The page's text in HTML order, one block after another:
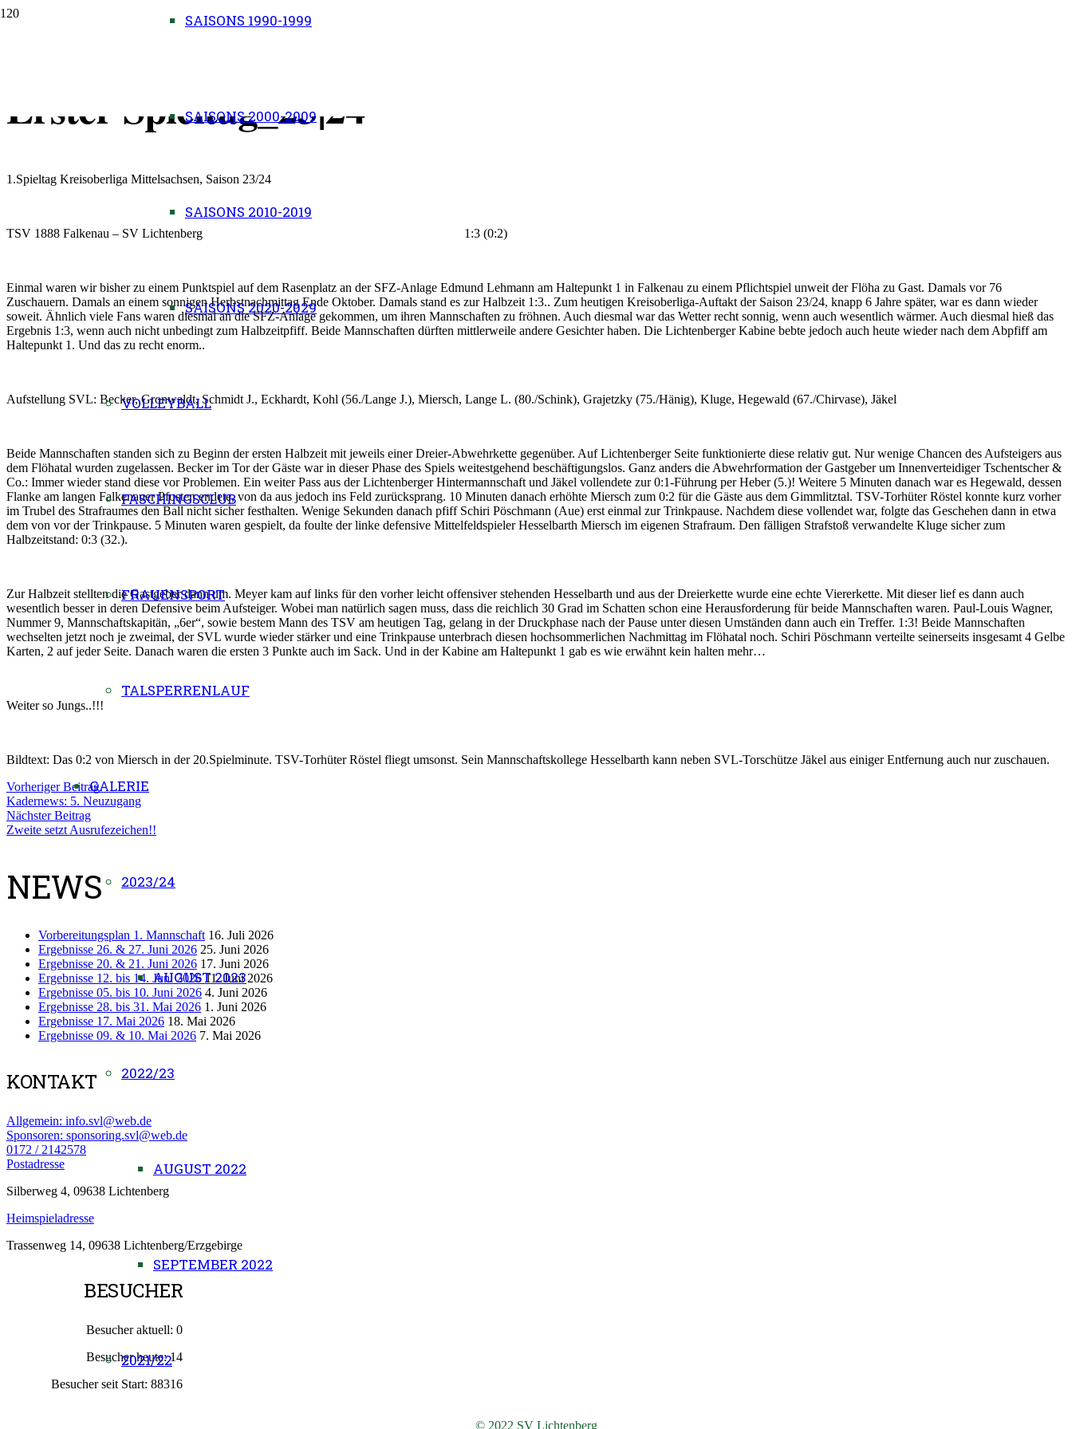
SAISONS 1990-1999
SAISONS 2000-2009
SAISONS 2010-2019
SAISONS 2020-2029
VOLLEYBALL
FASCHINGSCLUB
FRAUENSPORT
TALSPERRENLAUF
GALERIE
2023/24
AUGUST 2023
2022/23
AUGUST 2022
SEPTEMBER 2022
2021/22
Erster Spieltag_23|24
1.Spieltag Kreisoberliga Mittelsachsen, Saison 23/24
TSV 1888 Falkenau – SV Lichtenberg 1:3 (0:2)
Einmal waren wir bisher zu einem Punktspiel auf dem Rasenplatz an der SFZ-Anlage Edmund Lehmann am Haltepunkt 1 in Falkenau zu einem Pflichtspiel unweit der Flöha zu Gast. Damals vor 76
Zuschauern. Damals an einem sonnigen Herbstnachmittag Ende Oktober. Damals stand es zur Halbzeit 1:3.. Zum heutigen Kreisoberliga-Auftakt der Saison 23/24, knapp 6 Jahre später, war es dann wieder
soweit. Ähnlich viele Fans waren diesmal an die SFZ-Anlage gekommen, um ihren Mannschaften zu fröhnen. Auch diesmal war das Wetter recht sonnig, wenn auch wesentlich wärmer. Auch diesmal hieß das
Ergebnis 1:3, wenn auch nicht unbedingt zum Halbzeitpfiff. Beide Mannschaften dürften mittlerweile andere Gesichter haben. Die Lichtenberger Kabine bebte jedoch auch heute wieder nach dem Abpfiff am
Haltepunkt 1. Und das zu recht enorm..
Aufstellung SVL: Becker, Gronwaldt, Schmidt J., Eckhardt, Kohl (56./Lange J.), Miersch, Lange L. (80./Schink), Grajetzky (75./Hänig), Kluge, Hegewald (67./Chirvase), Jäkel
Beide Mannschaften standen sich zu Beginn der ersten Halbzeit mit jeweils einer Dreier-Abwehrkette gegenüber. Auf Lichtenberger Seite funktionierte diese relativ gut. Nur wenige Chancen des Aufsteigers aus
dem Flöhatal wurden zugelassen. Becker im Tor der Gäste war in dieser Phase des Spiels weitestgehend beschäftigungslos. Ganz anders die Abwehrformation der Gastgeber um Innenverteidiger Tschentscher &
Co.: Immer wieder stand diese vor Problemen. Ein weiter Pass aus der Lichtenberger Hintermannschaft und Jäkel vollendete zur 0:1-Führung per Heber (5.)! Weitere 5 Minuten danach war es Hegewald, dessen
Flanke am langen Falkenauer Pfosten endete, von da aus jedoch ins Feld zurücksprang. 10 Minuten danach erhöhte Miersch zum 0:2 für die Gäste aus dem Gimmlitztal. TSV-Torhüter Röstel konnte kurz vorher
im Trubel des Strafraumes den Ball nicht sicher festhalten. Wenige Sekunden danach pfiff Schiri Pöschmann (Aue) erst einmal zur Trinkpause. Nachdem diese vollendet war, folgte das Geschehen dann in etwa
dem von vor der Trinkpause. 5 Minuten waren gespielt, da foulte der linke defensive Mittelfeldspieler Hesselbarth Miersch im eigenen Strafraum. Den fälligen Strafstoß verwandelte Kluge sicher zum
Halbzeitstand: 0:3 (32.).
Zur Halbzeit stellten die Gastgeber dann um. Meyer kam auf links für den vorher leicht offensiver stehenden Hesselbarth und aus der Dreierkette wurde eine echte Viererkette. Mit dieser lief es dann auch
wesentlich besser in deren Defensive beim Aufsteiger. Wobei man natürlich sagen muss, dass die reichlich 30 Grad im Schatten schon eine Herausforderung für beide Mannschaften waren. Paul-Louis Wagner,
Nummer 9, Mannschaftskapitän, „6er“, sowie bestem Mann des TSV am heutigen Tag, gelang in der Druckphase nach der Pause unter diesen Umständen dann auch ein Treffer. 1:3! Beide Mannschaften
wechselten jetzt noch je zweimal, der SVL wurde wieder stärker und eine Trinkpause unterbrach diesen hochsommerlichen Nachmittag im Flöhatal noch. Schiri Pöschmann verteilte seinerseits insgesamt 4 Gelbe
Karten, 2 auf jeder Seite. Danach waren die ersten 3 Punkte auch im Sack. Und in der Kabine am Haltepunkt 1 gab es wie erwähnt kein halten mehr…
Weiter so Jungs..!!!
Bildtext: Das 0:2 von Miersch in der 20.Spielminute. TSV-Torhüter Röstel fliegt umsonst. Sein Mannschaftskollege Hesselbarth kann neben SVL-Torschütze Jäkel aus einiger Entfernung auch nur zuschauen.
Vorheriger Beitrag
Kadernews: 5. Neuzugang
Nächster Beitrag
Zweite setzt Ausrufezeichen!!
NEWS
Vorbereitungsplan 1. Mannschaft 16. Juli 2026
Ergebnisse 26. & 27. Juni 2026 25. Juni 2026
Ergebnisse 20. & 21. Juni 2026 17. Juni 2026
Ergebnisse 12. bis 14. Juni 2026 11. Juni 2026
Ergebnisse 05. bis 10. Juni 2026 4. Juni 2026
Ergebnisse 28. bis 31. Mai 2026 1. Juni 2026
Ergebnisse 17. Mai 2026 18. Mai 2026
Ergebnisse 09. & 10. Mai 2026 7. Mai 2026
KONTAKT
Allgemein: info.svl@web.de
Sponsoren: sponsoring.svl@web.de
0172 / 2142578
Postadresse
Silberweg 4, 09638 Lichtenberg
Heimspieladresse
Trassenweg 14, 09638 Lichtenberg/Erzgebirge
BESUCHER
Besucher aktuell:0
Besucher heute:14
Besucher seit Start:88316
© 2022 SV Lichtenberg